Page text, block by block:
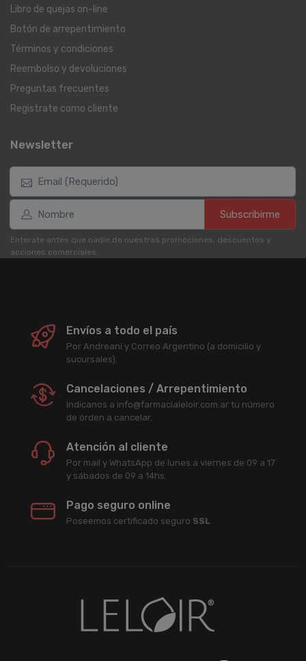
Libro de quejas on-line
Botón de arrepentimiento
Términos y condiciones
Reembolso y devoluciones
Preguntas frecuentes
Registrate como cliente
Newsletter
Subscribirme
Enterate antes que nadie de nuestras promociones, descuentos y
acciones comerciales.
Envíos a todo el país
Por Andreani y Correo Argentino (a domicilio y
sucursales).
Cancelaciones / Arrepentimiento
Indicanos a info@farmacialeloir.com.ar tu número
de órden a cancelar.
Atención al cliente
Por mail y WhatsApp de lunes a viernes de 09 a 17
y sábados de 09 a 14hs.
Pago seguro online
Poseemos certificado seguro SSL